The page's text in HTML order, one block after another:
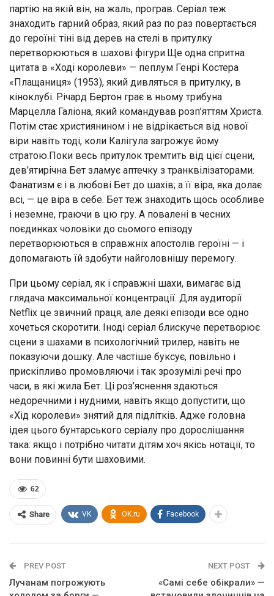
партію на якій він, на жаль, програв. Серіал теж
знаходить гарний образ, який раз по раз повертається
до героїні: тіні від дерев на стелі в притулку
перетворюються в шахові фігури.Ще одна спритна
цитата в «Ході королеви» — пеплум Генрі Костера
«Плащаниця» (1953), який дивляться в притулку, в
кіноклубі. Річард Бертон грає в ньому трибуна
Марцелла Галіона, який командував розп’яттям Христа.
Потім стає християнином і не відрікається від нової
віри навіть тоді, коли Калігула загрожує йому
стратою.Поки весь притулок тремтить від цієї сцени,
дев’ятирічна Бет зламує аптечку з транквілізаторами.
Фанатизм є і в любові Бет до шахів; а її віра, яка долає
всі, — це віра в себе. Бет теж знаходить щось особливе
і неземне, граючи в цю гру. А повалені в чесних
поєдинках чоловіки до сьомого епізоду
перетворюються в справжніх апостолів героїні — і
допомагають їй здобути найголовнішу перемогу.
При цьому серіал, як і справжні шахи, вимагає від
глядача максимальної концентрації. Для аудиторії
Netflix це звичний праця, але деякі епізоди все одно
хочеться скоротити. Іноді серіал блискуче перетворює
сцени з шахами в психологічний трилер, навіть не
показуючи дошку. Але частіше буксує, повільно і
прискіпливо промовляючи і так зрозумілі речі про
часи, в які жила Бет. Ці роз’яснення здаються
недоречними і нудними, навіть якщо допустити, що
«Хід королеви» знятий для підлітків. Адже головна
ідея цього бунтарського серіалу про дорослішання
така: якщо і потрібно читати дітям хоч якісь нотації, то
вони повинні бути шаховими.
62
Share VK OK.ru Facebook
PREV POST
Лучанам погрожують
NEXT POST
«Самі себе обікрали» —